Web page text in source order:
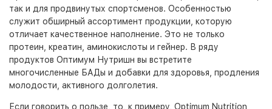
так и для продвинутых спортсменов. Особенностью
служит обширный ассортимент продукции, которую
отличает качественное наполнение. Это не только
протеин, креатин, аминокислоты и гейнер. В ряду
продуктов Оптимум Нутришн вы встретите
многочисленные БАДы и добавки для здоровья, продления
молодости, активного долголетия.
Если говорить о пользе, то, к примеру, Optimum Nutrition